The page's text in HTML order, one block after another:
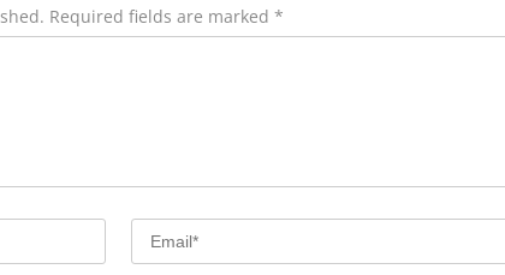
Required fields are marked *